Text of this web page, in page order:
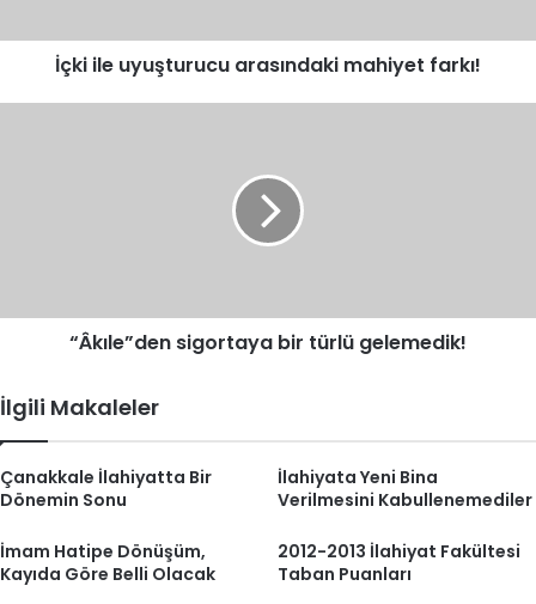
İçki ile uyuşturucu arasındaki mahiyet farkı!
“Âkıle”den sigortaya bir türlü gelemedik!
İlgili Makaleler
Çanakkale İlahiyatta Bir
Dönemin Sonu
İlahiyata Yeni Bina
Verilmesini Kabullenemediler
İmam Hatipe Dönüşüm,
Kayıda Göre Belli Olacak
2012-2013 İlahiyat Fakültesi
Taban Puanları